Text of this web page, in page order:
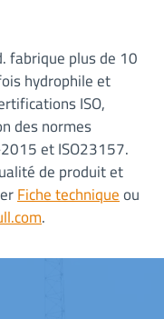
fabrique plus de 10
hydrophile et
ISO,
des normes
et ISO23157.
de produit et
Fiche techniqueou
.